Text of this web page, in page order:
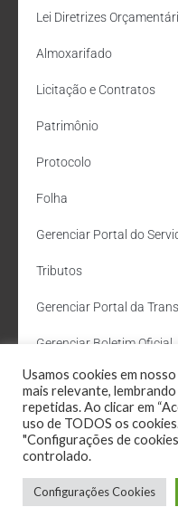
Lei Diretrizes
Almoxarifado
Licitação e Contratos
Patrimônio
Protocolo
Folha
Gerenciar Portal do
Tributos
Gerenciar Portal da
Gerenciar Boletim Oficial
Departamento de Água e
Administração Site
Webmail
Usamos cookies em
mais relevante,
repetidas. Ao clicar em
uso de TODOS os
"Configurações de
controlado.
Configurações Cookies